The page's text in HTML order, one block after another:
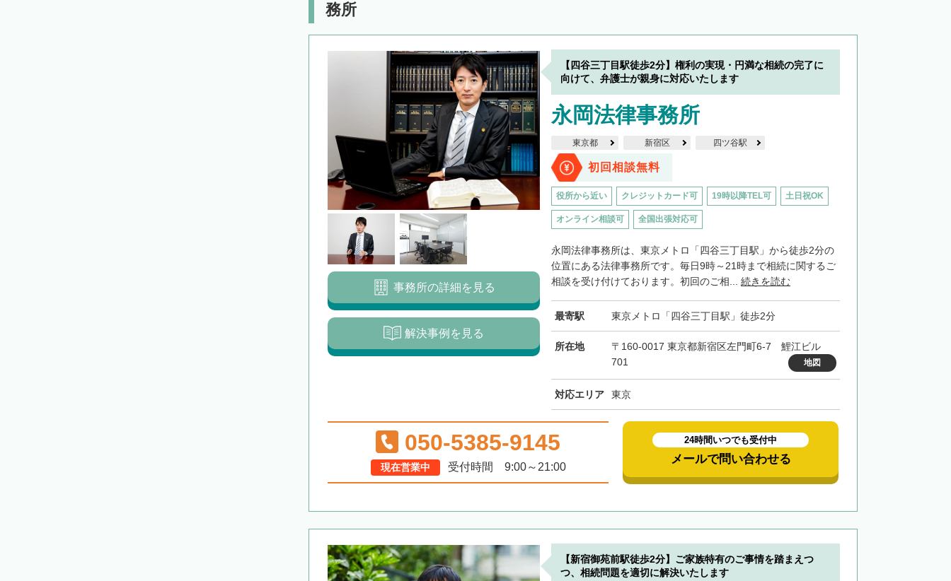
務所
【四谷三丁目駅徒歩2分】権利の実現・円満な相続の完了に
向けて、弁護士が親身に対応いたします
永岡法律事務所
東京都 新宿区 四ツ谷駅
初回相談無料
役所から近い クレジットカード可 19時以降TEL可 土日祝OK
オンライン相談可 全国出張対応可
永岡法律事務所は、東京メトロ「四谷三丁目駅」から徒歩2分の
位置にある法律事務所です。毎日9時～21時まで相続に関するご
相談を受け付けております。初回のご相... 続きを読む
最寄駅 東京メトロ「四谷三丁目駅」徒歩2分
所在地
〒160-0017 東京都新宿区左門町6-7 鯉江ビル
701
地図
対応エリア 東京
事務所の詳細を見る
解決事例を見る
050-5385-9145
現在営業中 受付時間 9:00～21:00
24時間いつでも受付中
メールで問い合わせる
【新宿御苑前駅徒歩2分】ご家族特有のご事情を踏まえつ
つ、相続問題を適切に解決いたします